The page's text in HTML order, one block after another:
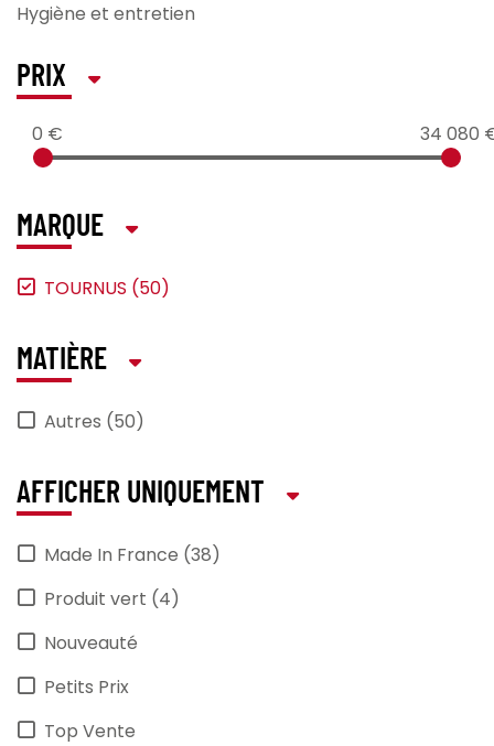
Hygiène et entretien
PRIX
0 € 34 080
MARQUE
TOURNUS (50)
MATIÈRE
Autres (50)
AFFICHER UNIQUEMENT
Made In France (38)
Produit vert (4)
Nouveauté
Petits Prix
Top Vente